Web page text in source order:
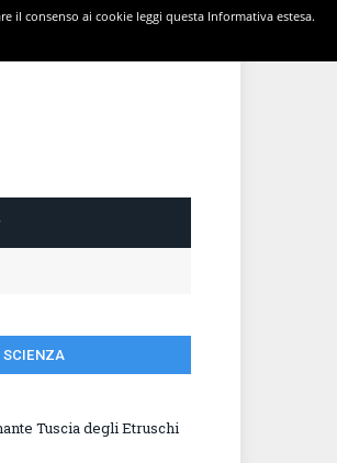
SCIENZA
Tuscia degli Etruschi
il consenso ai cookie leggi questa Informativa estesa.